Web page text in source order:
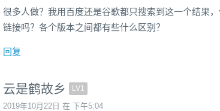
很多人做？我用百度还是谷歌都只搜索到这一个结果
链接吗？各个版本之间都有些什么区别？
回复
云是鹤故乡 LV1
2019年10月22日 在 下午5:04